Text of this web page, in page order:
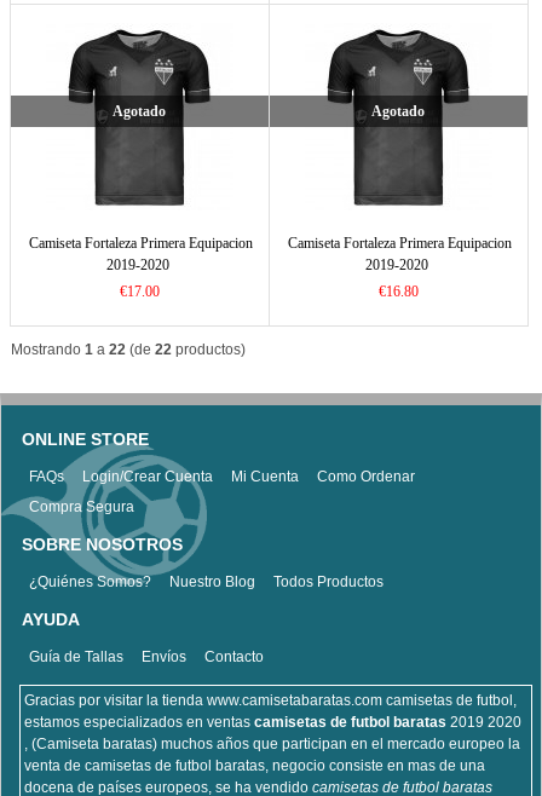
Agotado
Camiseta Fortaleza Primera Equipacion
2019-2020
€17.00
Agotado
Camiseta Fortaleza Primera Equipacion
2019-2020
€16.80
Mostrando 1a 22(de 22productos)
ONLINE STORE
FAQs Login/Crear Cuenta Mi Cuenta
Como Ordenar
Compra Segura
SOBRE NOSOTROS
¿Quiénes Somos? Nuestro Blog Todos Productos
AYUDA
Guía de Tallas Envíos Contacto
Gracias por visitar la tienda www.camisetabaratas.com camisetas de futbol,
estamos especializados en ventas camisetas de futbol baratas 2019 2020
, (Camiseta baratas) muchos años que participan en el mercado europeo la
venta de camisetas de futbol baratas, negocio consiste en mas de una
docena de países europeos, se ha vendido camisetas de futbol baratas